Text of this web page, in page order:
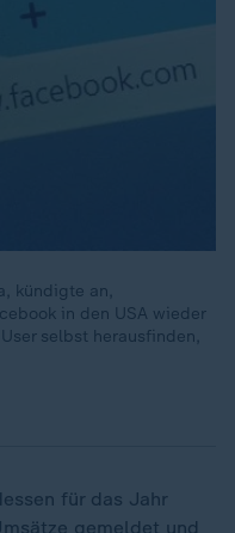
kündigte an,
in den USA wieder
selbst herausfinden,
für das Jahr
gemeldet und